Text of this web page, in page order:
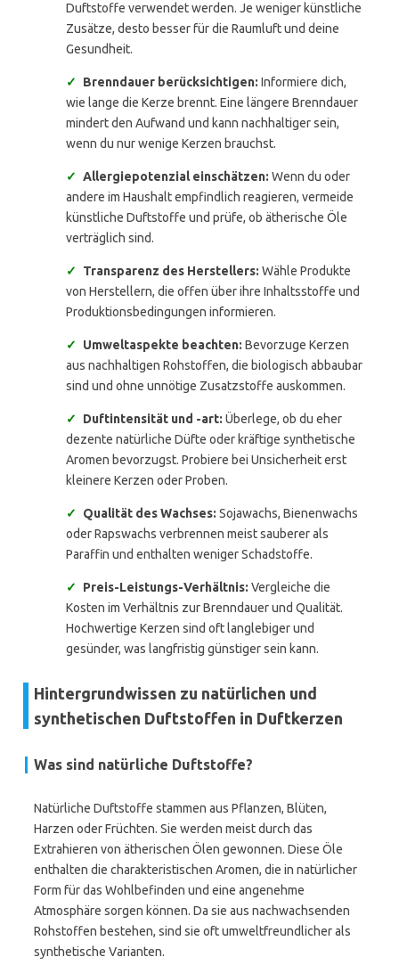
Duftstoffe verwendet werden. Je weniger künstliche
Zusätze, desto besser für die Raumluft und deine
Gesundheit.
✓ Brenndauer berücksichtigen: Informiere dich,
wie lange die Kerze brennt. Eine längere Brenndauer
mindert den Aufwand und kann nachhaltiger sein,
wenn du nur wenige Kerzen brauchst.
✓ Allergiepotenzial einschätzen: Wenn du oder
andere im Haushalt empfindlich reagieren, vermeide
künstliche Duftstoffe und prüfe, ob ätherische Öle
verträglich sind.
✓ Transparenz des Herstellers: Wähle Produkte
von Herstellern, die offen über ihre Inhaltsstoffe und
Produktionsbedingungen informieren.
✓ Umweltaspekte beachten: Bevorzuge Kerzen
aus nachhaltigen Rohstoffen, die biologisch abbaubar
sind und ohne unnötige Zusatzstoffe auskommen.
✓ Duftintensität und -art: Überlege, ob du eher
dezente natürliche Düfte oder kräftige synthetische
Aromen bevorzugst. Probiere bei Unsicherheit erst
kleinere Kerzen oder Proben.
✓ Qualität des Wachses: Sojawachs, Bienenwachs
oder Rapswachs verbrennen meist sauberer als
Paraffin und enthalten weniger Schadstoffe.
✓ Preis-Leistungs-Verhältnis: Vergleiche die
Kosten im Verhältnis zur Brenndauer und Qualität.
Hochwertige Kerzen sind oft langlebiger und
gesünder, was langfristig günstiger sein kann.
Hintergrundwissen zu natürlichen und
synthetischen Duftstoffen in Duftkerzen
Was sind natürliche Duftstoffe?
Natürliche Duftstoffe stammen aus Pflanzen, Blüten,
Harzen oder Früchten. Sie werden meist durch das
Extrahieren von ätherischen Ölen gewonnen. Diese Öle
enthalten die charakteristischen Aromen, die in natürlicher
Form für das Wohlbefinden und eine angenehme
Atmosphäre sorgen können. Da sie aus nachwachsenden
Rohstoffen bestehen, sind sie oft umweltfreundlicher als
synthetische Varianten.